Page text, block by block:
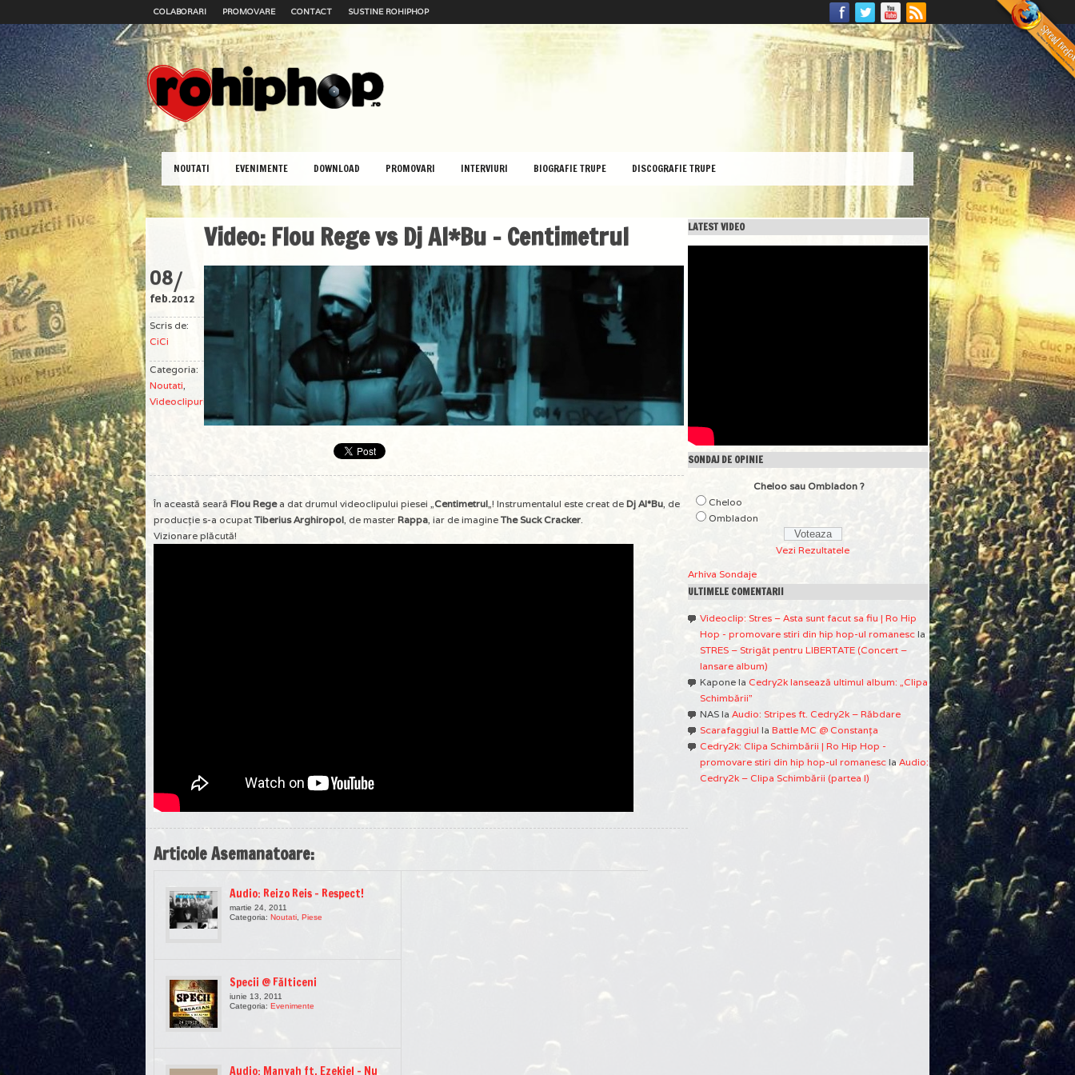
COLABORARI PROMOVARE CONTACT SUSTINE ROHIPHOP
NOUTATI EVENIMENTE DOWNLOAD PROMOVARI INTERVIURI BIOGRAFIE TRUPE DISCOGRAFIE TRUPE
Video: Flou Rege vs Dj Al*Bu – Centimetrul
08/
feb.2012
Scris de:
CiCi
Categoria:
Noutati,
Videoclipuri
În această seară Flou Regea dat drumul videoclipului piesei „Centimetrul„! Instrumentalul este creat de Dj Al*Bu, de
producţie s-a ocupat Tiberius Arghiropol, de master Rappa, iar de imagine The Suck Cracker.
Vizionare plăcută!
Articole Asemanatoare:
Audio: Reizo Reis – Respect!
martie 24, 2011
Categoria: Noutati Piese
Specii @ Fălticeni
iunie 13, 2011
Categoria: Evenimente
Audio: Manyah ft. Ezekiel – Nu
LATEST VIDEO
SONDAJ DE OPINIE
Cheloo sau Ombladon ?
Cheloo
Ombladon
Vezi Rezultatele
Arhiva Sondaje
ULTIMELE COMENTARII
Videoclip: Stres – Asta sunt facut sa fiu | Ro Hip
Hop - promovare stiri din hip hop-ul romanesc la
STRES – Strigăt pentru LIBERTATE (Concert –
lansare album)
Kapone la Cedry2k lansează ultimul album: „Clipa
Schimbării”
NAS la Audio: Stripes ft. Cedry2k – Răbdare
Scarafaggiul la Battle MC @ Constanţa
Cedry2k: Clipa Schimbării | Ro Hip Hop -
promovare stiri din hip hop-ul romanesc la Audio:
Cedry2k – Clipa Schimbării (partea I)